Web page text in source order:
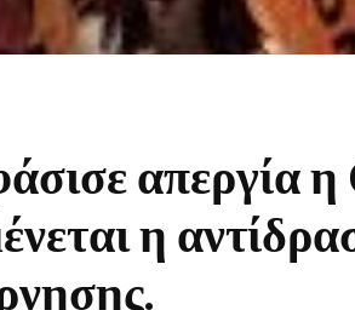
απεργία
η